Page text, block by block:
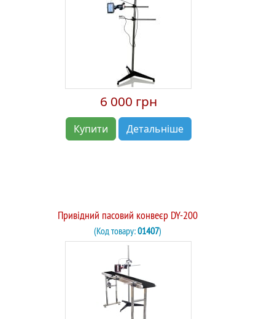
6 000 грн
Купити Детальніше
Привідний пасовий конвеєр DY-200
(Код товару:01407)